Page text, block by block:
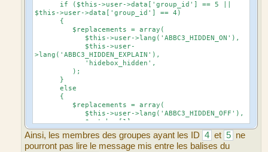
if ($this->user->data['group_id'] == 5 ||
$this->user->data['group_id'] == 4)
{
$replacements = array(
$this->user->lang('ABBC3_HIDDEN_ON'),
$this->user-
>lang('ABBC3_HIDDEN_EXPLAIN'),
'hidebox_hidden',
);
}
else
{
$replacements = array(
$this->user->lang('ABBC3_HIDDEN_OFF'),
$matches[1],
'hidebox_visible',
);
}
Ainsi, les membres des groupes ayant les ID 4 et 5 ne
pourront pas lire le message mis entre les balises du